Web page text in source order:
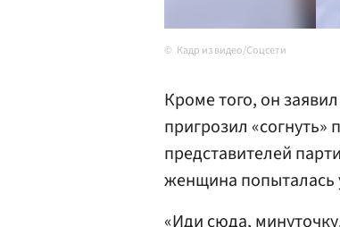
Кадр из видео/Соцсети
Кроме того, он
пригрозил
представителей
женщина попыталась
«Иди сюда,